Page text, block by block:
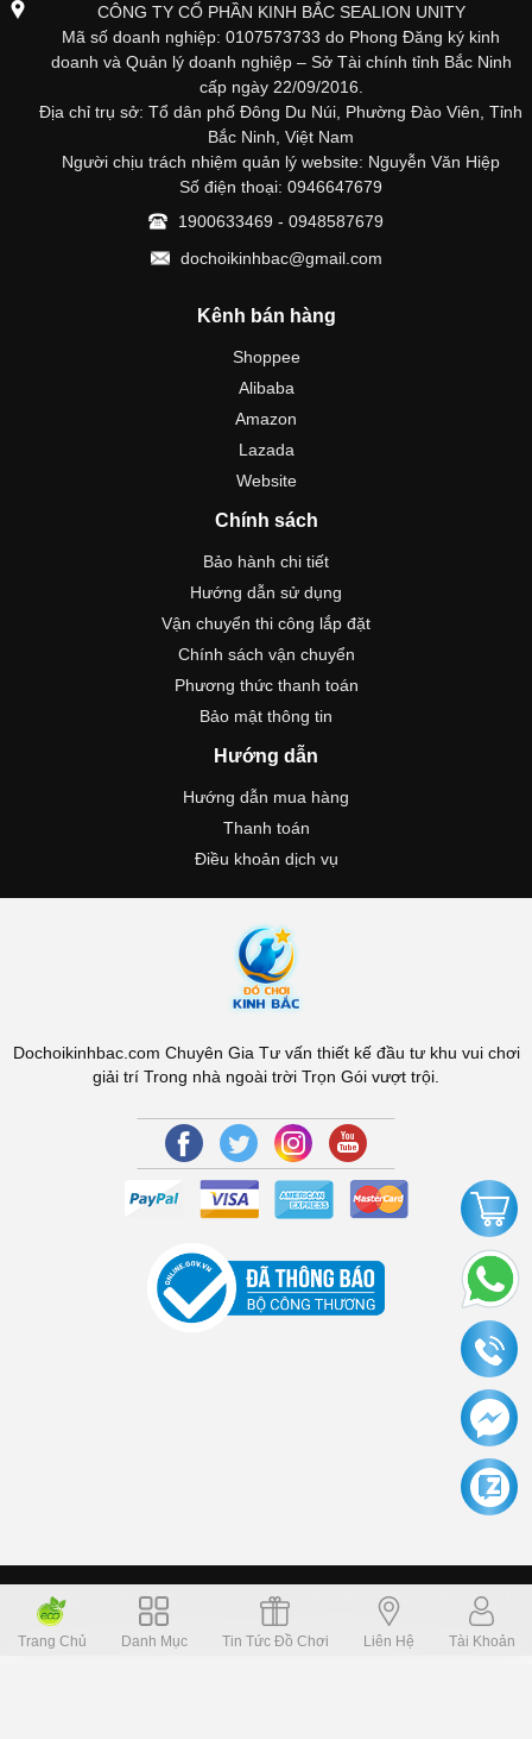
CÔNG TY CỔ PHẦN KINH BẮC SEALION UNITY
Mã số doanh nghiệp: 0107573733 do Phong Đăng ký kinh
doanh và Quản lý doanh nghiệp – Sở Tài chính tỉnh Bắc Ninh
cấp ngày 22/09/2016.
Địa chỉ trụ sở: Tổ dân phố Đông Du Núi, Phường Đào Viên, Tỉnh
Bắc Ninh, Việt Nam
Người chịu trách nhiệm quản lý website: Nguyễn Văn Hiệp
Số điện thoại: 0946647679
1900633469 - 0948587679
dochoikinhbac@gmail.com
Kênh bán hàng
Shoppee
Alibaba
Amazon
Lazada
Website
Chính sách
Bảo hành chi tiết
Hướng dẫn sử dụng
Vận chuyển thi công lắp đặt
Chính sách vận chuyển
Phương thức thanh toán
Bảo mật thông tin
Hướng dẫn
Hướng dẫn mua hàng
Thanh toán
Điều khoản dịch vụ
Dochoikinhbac.com Chuyên Gia Tư vấn thiết kế đầu tư khu vui chơi
giải trí Trong nhà ngoài trời Trọn Gói vượt trội.
Copyright © 2006 Dochoikinhbac.com Alright reversed. Designed
Dochoikinhbac.vn.cung cấp bởi sapo
Trang Chủ
Danh Mục Tin Tức Đồ Chơi Liên Hệ Tài Khoản